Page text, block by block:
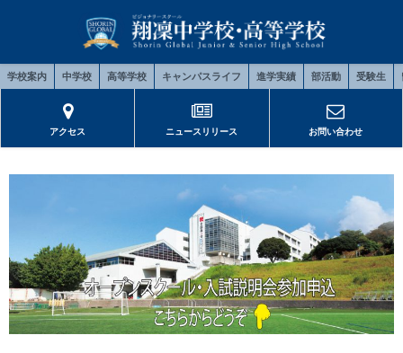
学校案内 中学校 高等学校 キャンパスライフ 進学実績 部活動 受験生
アクセス ニュースリリース お問い合わせ